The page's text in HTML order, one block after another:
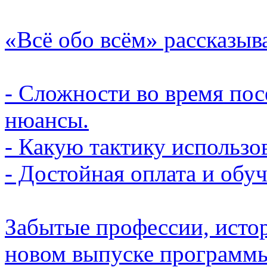
«Всё обо всём»
- Сложности во время
нюансы.
- Какую тактику
- Достойная оплата и
Забытые профессии,
новом выпуске